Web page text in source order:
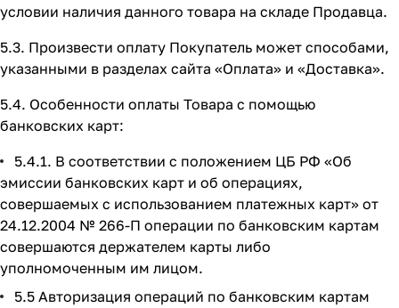
условии наличия данного товара на складе Продавца.
5.3. Произвести оплату Покупатель может способами,
указанными в разделах сайта «Оплата» и «Доставка».
5.4. Особенности оплаты Товара с помощью
банковских карт:
5.4.1. В соответствии с положением ЦБ РФ «Об
эмиссии банковских карт и об операциях,
совершаемых с использованием платежных карт» от
24.12.2004 № 266-П операции по банковским картам
совершаются держателем карты либо
уполномоченным им лицом.
5.5 Авторизация операций по банковским картам